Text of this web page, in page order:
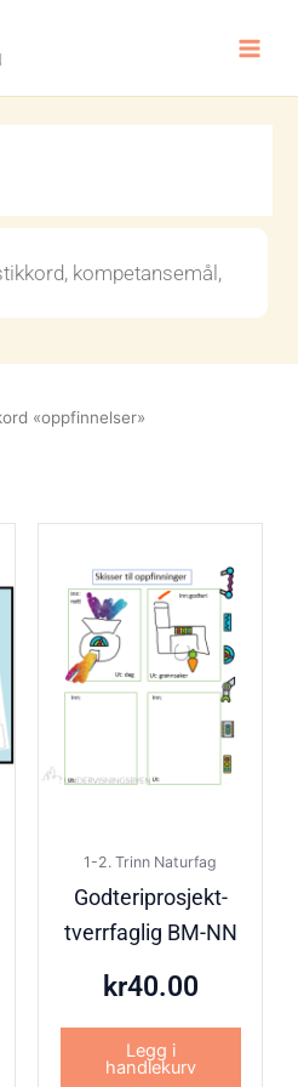
«oppfinnelser»
1-2. Trinn Naturfag
Godteriprosjekt-
tverrfaglig BM-NN
kr40.00
Legg i
handlekurv